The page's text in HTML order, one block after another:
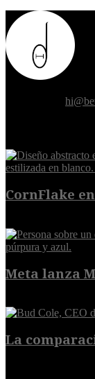
CornFlake
Meta lanza
La